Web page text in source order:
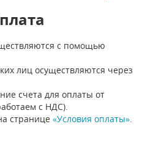
с помощью
лиц осуществляются через
счета для оплаты от
с НДС).
странице «Условия оплаты».